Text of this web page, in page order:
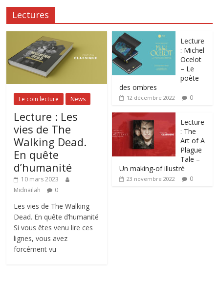
Lectures
Le coin lecture News
Lecture : Les
vies de The
Walking Dead.
En quête
d’humanité
10 mars 2023
Midnailah
0
Les vies de The Walking
Dead. En quête d’humanité
Si vous êtes venu lire ces
lignes, vous avez
forcément vu
Lecture
: Michel
Ocelot
– Le
poète
des ombres
12 décembre 2022 0
Lecture
: The
Art of A
Plague
Tale –
Un making-of illustré
23 novembre 2022 0